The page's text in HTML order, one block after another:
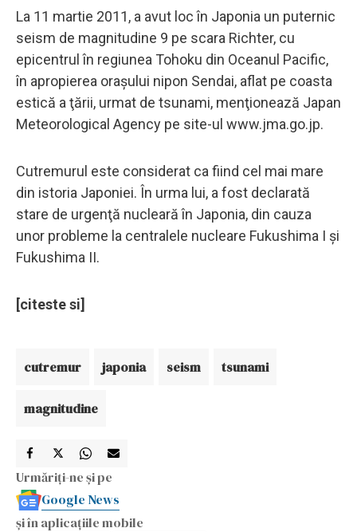
La 11 martie 2011, a avut loc în Japonia un puternic
seism de magnitudine 9 pe scara Richter, cu
epicentrul în regiunea Tohoku din Oceanul Pacific,
în apropierea oraşului nipon Sendai, aflat pe coasta
estică a ţării, urmat de tsunami, menţionează Japan
Meteorological Agency pe site-ul www.jma.go.jp.
Cutremurul este considerat ca fiind cel mai mare
din istoria Japoniei. În urma lui, a fost declarată
stare de urgenţă nucleară în Japonia, din cauza
unor probleme la centralele nucleare Fukushima I şi
Fukushima II.
[citeste si]
cutremur japonia seism tsunami
magnitudine
Urmăriți-ne și pe
Google News
și în aplicațiile mobile